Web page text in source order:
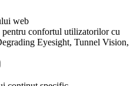
web
pentru confortul utilizatorilor cu
Eyesight, Tunnel Vision,